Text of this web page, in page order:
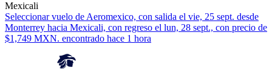
Mexicali
Seleccionar vuelo de Aeromexico, con salida el vie, 25 sept. desde
Monterrey hacia Mexicali, con regreso el lun, 28 sept., con precio de
$1,749 MXN. encontrado hace 1 hora